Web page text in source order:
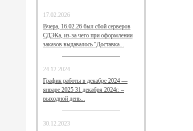
17.02.2026
Вчера, 16.02.26 был сбой серверов
СДЭКа, из-за чего при оформлении
заказов выдавалось "Доставка...
24.12.2024
График работы в декабре 2024 —
январе 2025 31 декабря 2024г. –
выходной день...
30.12.2023